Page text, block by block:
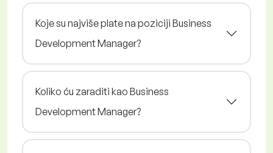
Koje su najviše plate na poziciji Business
Development Manager?
Koliko ću zaraditi kao Business
Development Manager?